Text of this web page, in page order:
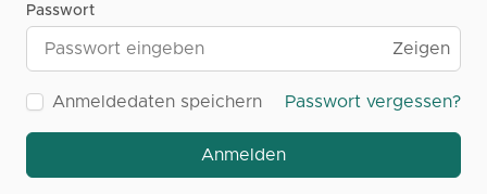
Passwort
Zeigen
Anmeldedaten speichern Passwort vergessen?
Anmelden